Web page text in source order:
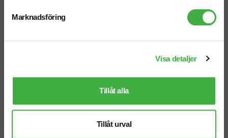
Marknadsföring
Visa detaljer
Tillåt alla
Tillåt urval
• Baseball • 6 paneler • Sluten
• Trucker • 6 paneler • Flexfit